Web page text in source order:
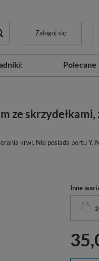
Zaloguj się
Polecane
ze
krwi. Nie posiada portu Y.
Inne